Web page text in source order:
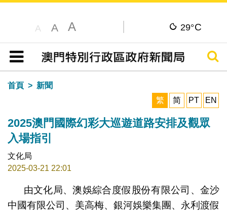
A A A 29°C
目錄
搜尋
首頁
新聞
繁
简 PT EN
2025澳門國際幻彩大巡遊道路安排及觀眾
入場指引
文化局
2025-03-21 22:01
由文化局、澳娛綜合度假股份有限公司、金沙
中國有限公司、美高梅、銀河娛樂集團、永利渡假